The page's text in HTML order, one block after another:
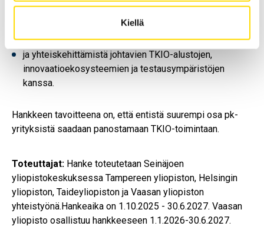
Kiellä
Seinäjoen yliopistokeskuksessa toimivien yliopistojen
ja yritysten välistä yhteistyötä,
verkostoitumista
ja yhteiskehittämistä johtavien TKIO-alustojen,
innovaatioekosysteemien ja testausympäristöjen
kanssa.
Hankkeen tavoitteena on, että entistä suurempi osa pk-
yrityksistä saadaan panostamaan TKIO-toimintaan.
Toteuttajat: Hanke toteutetaan Seinäjoen
yliopistokeskuksessa Tampereen yliopiston, Helsingin
yliopiston, Taideyliopiston ja Vaasan yliopiston
yhteistyönä.Hankeaika on 1.10.2025 - 30.6.2027. Vaasan
yliopisto osallistuu hankkeeseen 1.1.2026-30.6.2027.